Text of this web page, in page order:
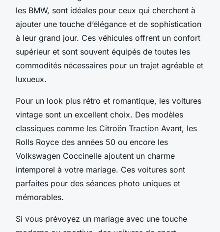
les BMW, sont idéales pour ceux qui cherchent à
ajouter une touche d’élégance et de sophistication
à leur grand jour. Ces véhicules offrent un confort
supérieur et sont souvent équipés de toutes les
commodités nécessaires pour un trajet agréable et
luxueux.
Pour un look plus rétro et romantique, les voitures
vintage sont un excellent choix. Des modèles
classiques comme les Citroën Traction Avant, les
Rolls Royce des années 50 ou encore les
Volkswagen Coccinelle ajoutent un charme
intemporel à votre mariage. Ces voitures sont
parfaites pour des séances photo uniques et
mémorables.
Si vous prévoyez un mariage avec une touche